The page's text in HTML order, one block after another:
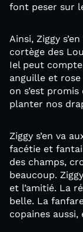
font peser sur
Ainsi, Ziggy
cortège des
Iel peut
anguille et
on s’est
planter nos
Ziggy s’en va
facétie et
des champs,
beaucoup.
et l’amitié. La
belle. La
copaines aussi,